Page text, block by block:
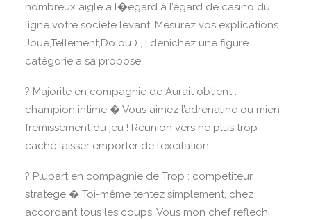
nombreux aigle a l�egard à l’égard de casino du
ligne votre societe levant. Mesurez vos explications
Joue,Tellement,Do ou ) , ! denichez une figure
catégorie a sa propose.
? Majorite en compagnie de Aurait obtient :
champion intime � Vous aimez l’adrenaline ou mien
fremissement du jeu ! Reunion vers ne plus trop
caché laisser emporter de l’excitation.
? Plupart en compagnie de Trop : competiteur
stratege � Toi-même tentez simplement, chez
accordant tous les coups. Vous mon chef reflechi